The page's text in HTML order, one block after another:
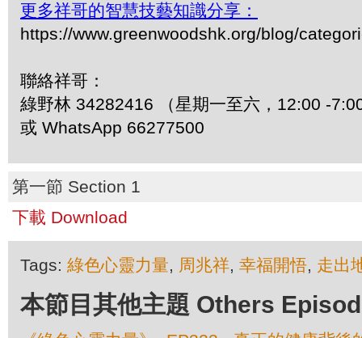
更多祥哥的智慧技藝知識分享：
https://www.greenwoodshk.org/blog/
聯絡祥哥：
綠野林 34282416 （星期一至六，12:00 -
或 WhatsApp 66277500
第一節 Section 1
下載 Download
Tags: 綠色心靈力量, 周兆祥, 幸福開悟, 走出
本節目其他主題 Others